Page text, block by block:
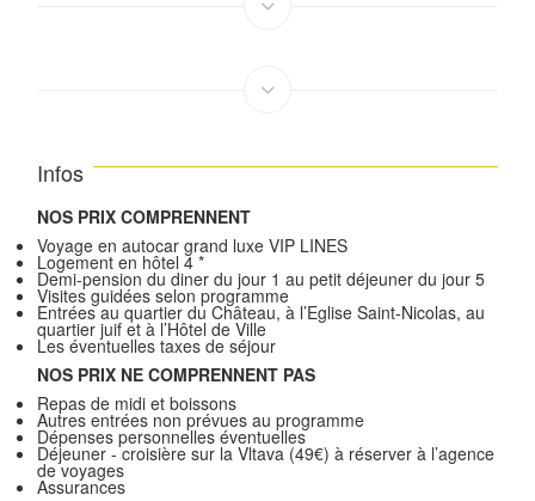
Infos
NOS PRIX COMPRENNENT
Voyage en autocar grand luxe VIP LINES
Logement en hôtel 4 *
Demi-pension du diner du jour 1 au petit déjeuner du jour 5
Visites guidées selon programme
Entrées au quartier du Château, à l’Eglise Saint-Nicolas, au
quartier juif et à l’Hôtel de Ville
Les éventuelles taxes de séjour
NOS PRIX NE COMPRENNENT PAS
Repas de midi et boissons
Autres entrées non prévues au programme
Dépenses personnelles éventuelles
Déjeuner - croisière sur la Vltava (49€) à réserver à l’agence
de voyages
Assurances